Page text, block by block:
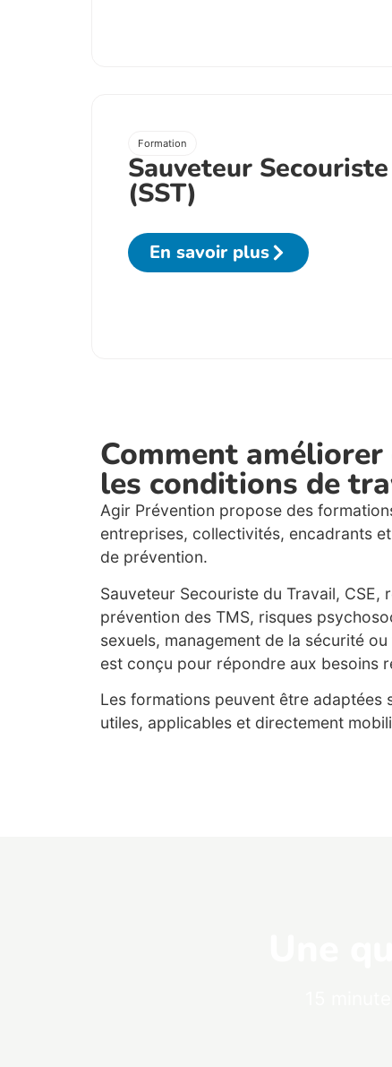
Formation
Sauveteur
(SST)
En savoir plus
Comment
les conditions de
Agir Prévention propose des
entreprises, collectivités, encadrants
de prévention.
Sauveteur Secouriste du Travail,
prévention des TMS, risques
sexuels, management de la sécurité
est conçu pour répondre aux besoins
Les formations peuvent être adaptées
utiles, applicables et directement